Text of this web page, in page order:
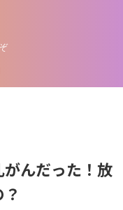
んだった！放